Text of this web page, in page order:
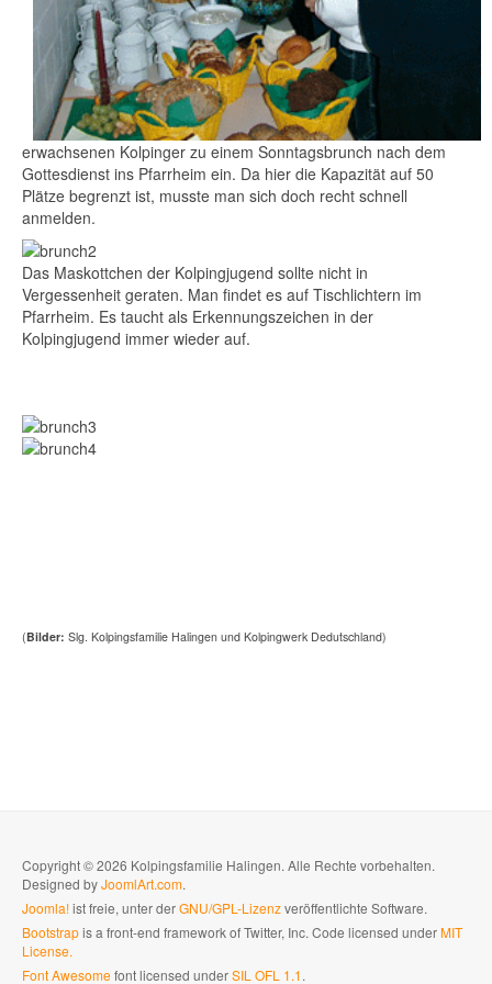
erwachsenen Kolpinger zu einem Sonntagsbrunch nach dem
Gottesdienst ins Pfarrheim ein. Da hier die Kapazität auf 50
Plätze begrenzt ist, musste man sich doch recht schnell
anmelden.
Das Maskottchen der Kolpingjugend sollte nicht in
Vergessenheit geraten. Man findet es auf Tischlichtern im
Pfarrheim. Es taucht als Erkennungszeichen in der
Kolpingjugend immer wieder auf.
(Bilder: Slg. Kolpingsfamilie Halingen und Kolpingwerk Dedutschland)
Copyright © 2026 Kolpingsfamilie Halingen. Alle Rechte vorbehalten.
Designed byJoomlArt.com.
Joomla!ist freie, unter derGNU/GPL-Lizenzveröffentlichte Software.
Bootstrapis a front-end framework of Twitter, Inc. Code licensed underMIT
License.
Font Awesomefont licensed underSIL OFL 1.1.